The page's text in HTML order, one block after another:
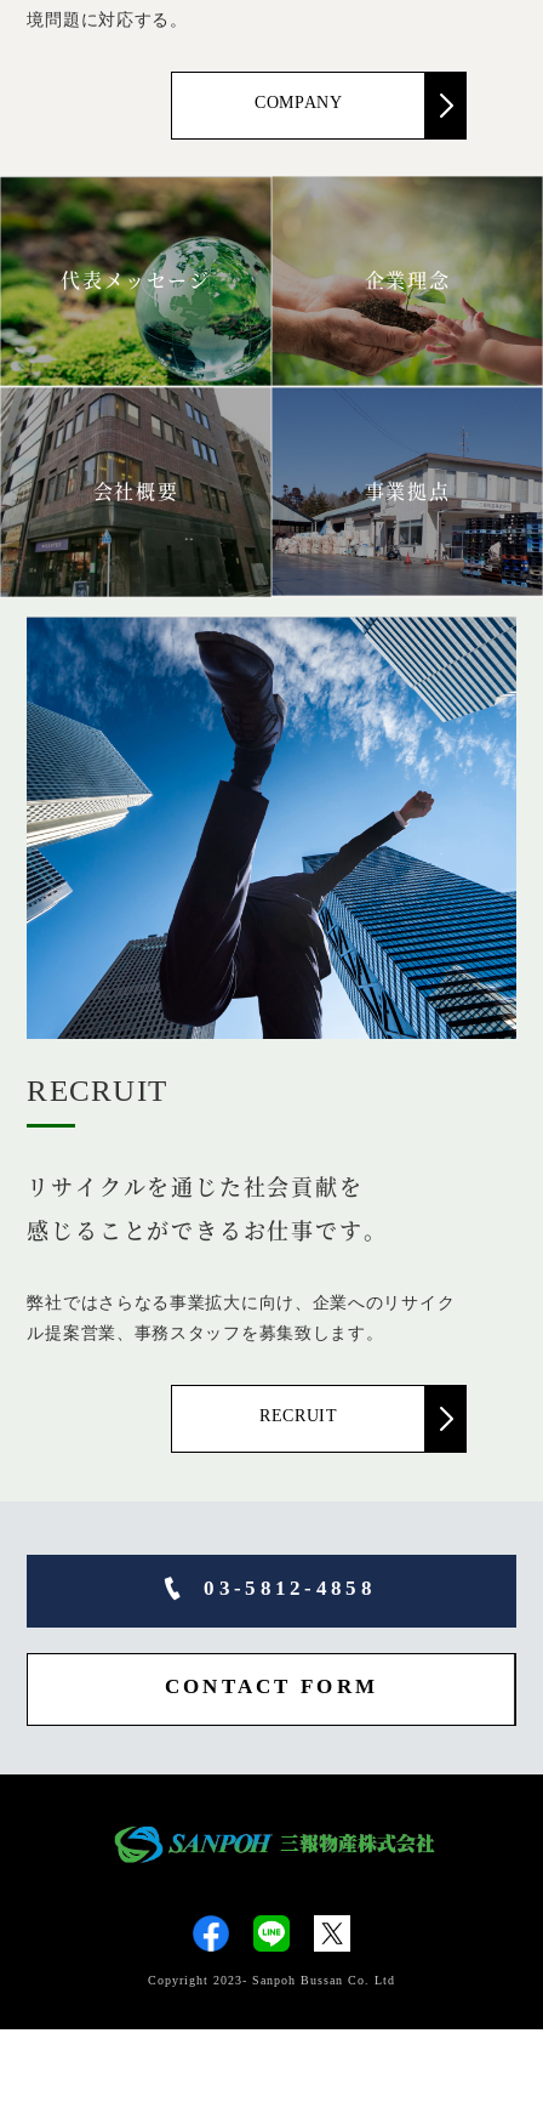
境問題に対応する。
COMPANY
代表メッセージ 企業理念
会社概要 事業拠点
RECRUIT
リサイクルを通じた社会貢献を
感じることができるお仕事です。
弊社ではさらなる事業拡大に向け、 企業へのリサイク
ル提案営業、事務スタッフを募集致します。
RECRUIT
03-5812-4858
CONTACT FORM
Copyright 2023- Sanpoh Bussan Co. Ltd